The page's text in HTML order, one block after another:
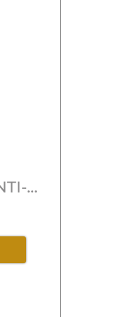
SPORT READY ANTI-FRICTION